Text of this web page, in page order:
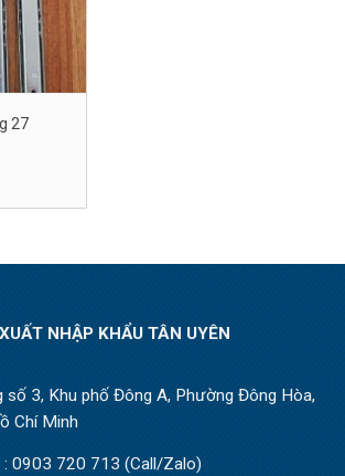
27
NHẬP KHẨU TÂN UYÊN
số 3, Khu phố Đông A, Phường Đông Hòa,
Chí Minh
720 713 (Call/Zalo)